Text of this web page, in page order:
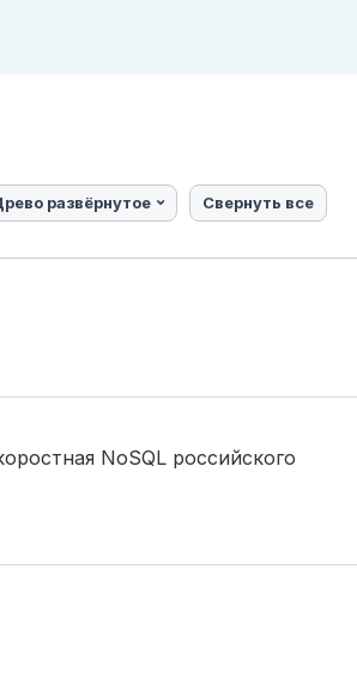
развёрнутое Свернуть все
NoSQL российского